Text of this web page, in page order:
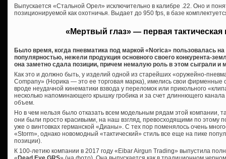
Выпускается «Стальной Орел» исключительно в калибре .22. Оно и
позиционируемой как охотничья. Выдает до 950 fps, в базе
«Мертвый глаз» — первая тактическая
Было время, когда пневматика под маркой «Norica» пользовалась
популярностью, нежели продукция основного своего конкурента-
она заметно сдала позиции, причем немалую роль в этом сыграли и
Как это и должно быть, у изделий одной из старейших «оружейно-
Company» (Норика — это ее торговая марка), имелись свои фирменные
вроде неудачной кинематики взвода у переломок или прикольного
несколько напоминающего крышку гробика и за счет длиннющего
объем.
Но в чем нельзя было отказать всем модельным рядам этой компании,
они были просто красивыми, на наш взгляд, превосходящими по этому
уже о винтовках германской «Дианы». С тех пор поменялось очень
«Storm», однако новомодный «тактический» стиль все еще на пике
позиции).
К 100-летию компании в 2017 году «Eibar Airgun Trading» выпустила